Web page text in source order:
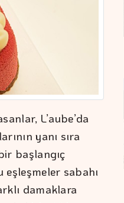
L’aube’da
yanı sıra
başlangıç
sabahı
damaklara